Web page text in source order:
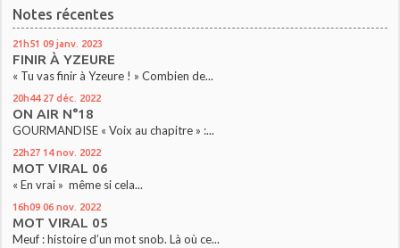
Notes récentes
21h51 09 janv. 2023
FINIR À YZEURE
« Tu vas finir à Yzeure ! » Combien de...
20h44 27 déc. 2022
ON AIR N°18
GOURMANDISE « Voix au chapitre » :...
22h27 14 nov. 2022
MOT VIRAL 06
« En vrai » même si cela...
16h09 06 nov. 2022
MOT VIRAL 05
Meuf : histoire d’un mot snob. Là où ce...